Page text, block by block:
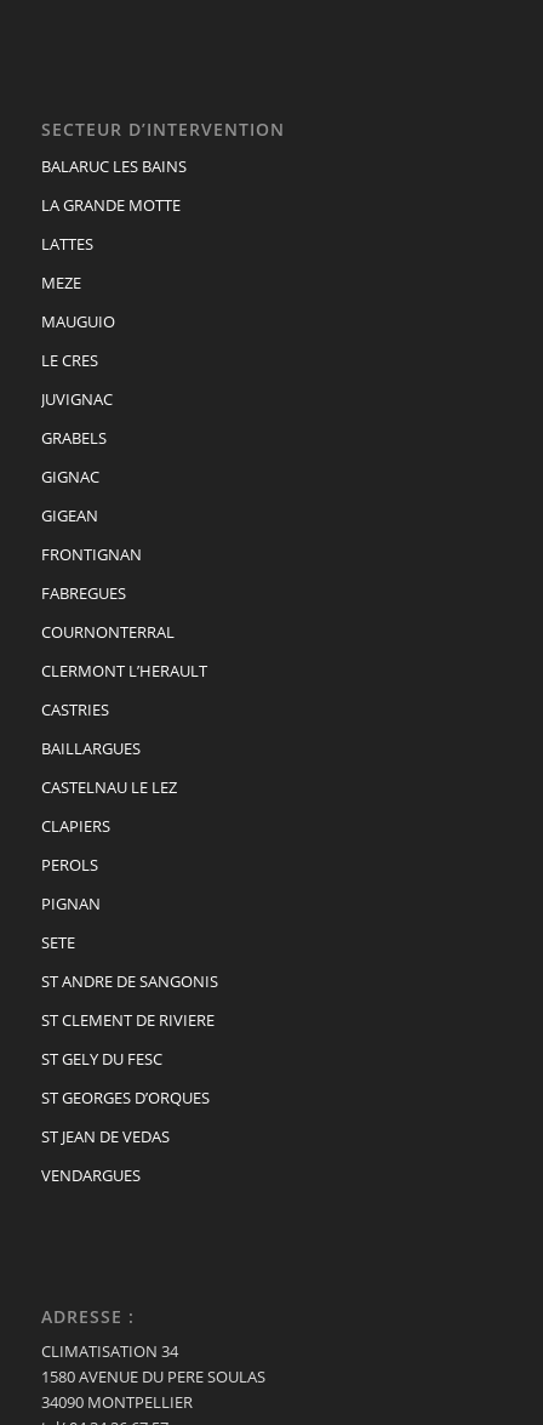
SECTEUR D’INTERVENTION
BALARUC LES BAINS
LA GRANDE MOTTE
LATTES
MEZE
MAUGUIO
LE CRES
JUVIGNAC
GRABELS
GIGNAC
GIGEAN
FRONTIGNAN
FABREGUES
COURNONTERRAL
CLERMONT L’HERAULT
CASTRIES
BAILLARGUES
CASTELNAU LE LEZ
CLAPIERS
PEROLS
PIGNAN
SETE
ST ANDRE DE SANGONIS
ST CLEMENT DE RIVIERE
ST GELY DU FESC
ST GEORGES D’ORQUES
ST JEAN DE VEDAS
VENDARGUES
ADRESSE :
CLIMATISATION 34
1580 AVENUE DU PERE SOULAS
34090 MONTPELLIER